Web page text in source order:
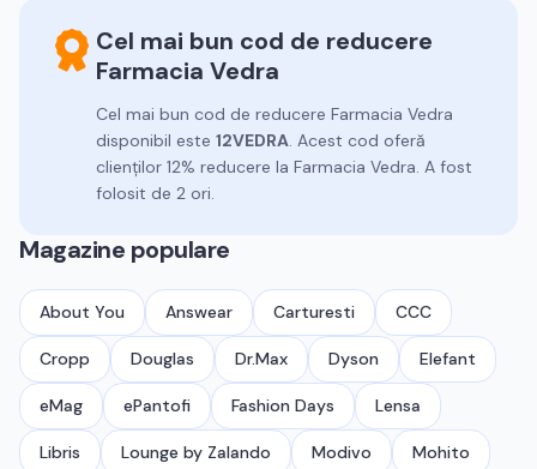
Cel mai bun cod de reducere
Farmacia Vedra
Cel mai bun cod de reducere Farmacia Vedra
disponibil este 12VEDRA. Acest cod oferă
clienților 12% reducere la Farmacia Vedra. A fost
folosit de 2 ori.
Magazine populare
About You Answear Carturesti CCC
Cropp Douglas Dr.Max Dyson Elefant
eMag ePantofi Fashion Days Lensa
Libris Lounge by Zalando Modivo Mohito